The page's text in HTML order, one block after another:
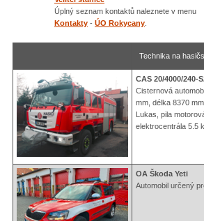
Úplný seznam kontaktů naleznete v menu
Kontakty - ÚO Rokycany
Technika na
CAS 20/4000/240-
Cisternová
mm, délka 8370
Lukas, pila
elektrocentrála 5.5
OA Škoda Yeti
Automobil určený